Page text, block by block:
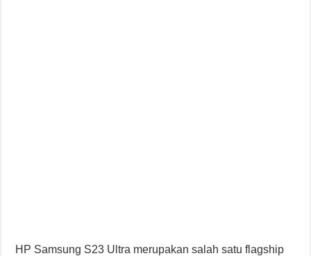
HP Samsung S23 Ultra merupakan salah satu flagship